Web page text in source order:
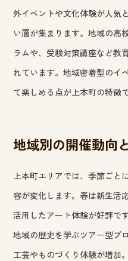
外イベントや文化体験が人気
い層が集まります。地域の高
ラムや、受験対策講座など教
れています。地域密着型のイ
て楽しめる点が上本町の特徴で
地域別の開催動向
上本町エリアでは、季節ごと
容が変化します。春は新生活
活用したアート体験が好評で
地域の歴史を学ぶツアー型プ
工芸やものづくり体験が増加